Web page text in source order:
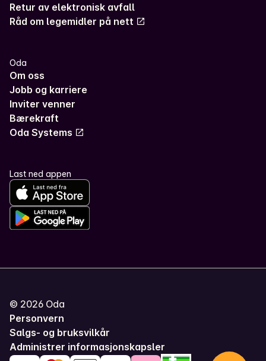
Retur av elektronisk avfall
Råd om legemidler på nett
Oda
Om oss
Jobb og karriere
Inviter venner
Bærekraft
Oda Systems
Last ned appen
© 2026 Oda
Personvern
Salgs- og bruksvilkår
Administrer informasjonskapsler